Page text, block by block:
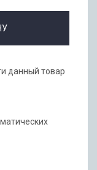
данный товар